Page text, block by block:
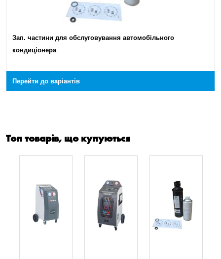
Зап. частини для обслуговування автомобільного
кондиціонера
Перейти до варіантів
Топ товарів, що купуються